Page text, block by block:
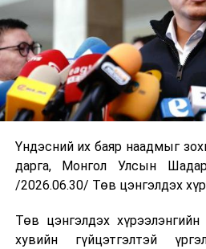
Үндэсний их баяр наадмыг
дарга, Монгол Улсын
/2026.06.30/ Төв цэнгэлдэх
Төв цэнгэлдэх
хувийн гүйцэтгэлтэй